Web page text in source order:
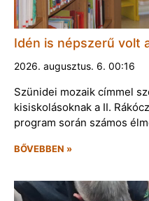
Idén is népszerű volt
2026. augusztus. 6. 00:16
Szünidei mozaik címmel
kisiskolásoknak a II.
program során számos
BŐVEBBEN »